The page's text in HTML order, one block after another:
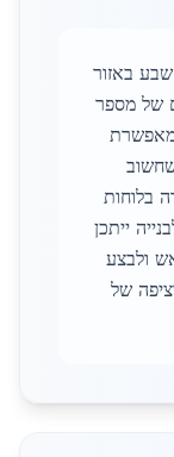
באזור
של מספר
מאפשרת
בלוחות
ייתכן
ולבצע
של